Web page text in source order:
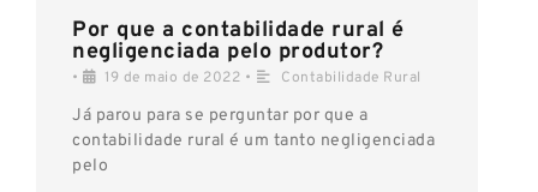
Por que a contabilidade rural é
negligenciada pelo produtor?
• 19 de maio de 2022 • Contabilidade Rural
Já parou para se perguntar por que a
contabilidade rural é um tanto negligenciada
pelo